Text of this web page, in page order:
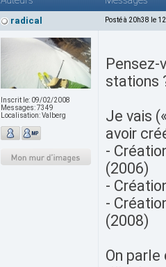
radical Posté à 20h38 le
Inscrit le: 09/02/2008
Messages:7349
Localisation:Valberg
Pensez-
stations
Je vais
avoir
-
(2006)
-
-
(2008)
On